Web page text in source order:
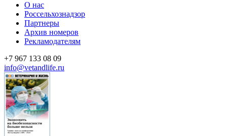
О нас
Россельхознадзор
Партнеры
Архив номеров
Рекламодателям
+7 967 133 08 09
info@vetandlife.ru